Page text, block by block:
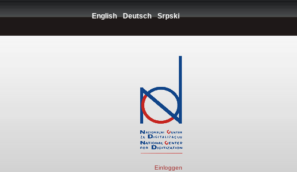
English Deutsch Srpski
Einloggen